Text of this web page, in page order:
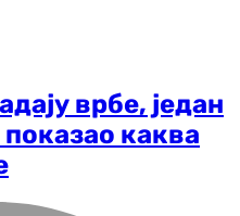
врбе, један
показао каква